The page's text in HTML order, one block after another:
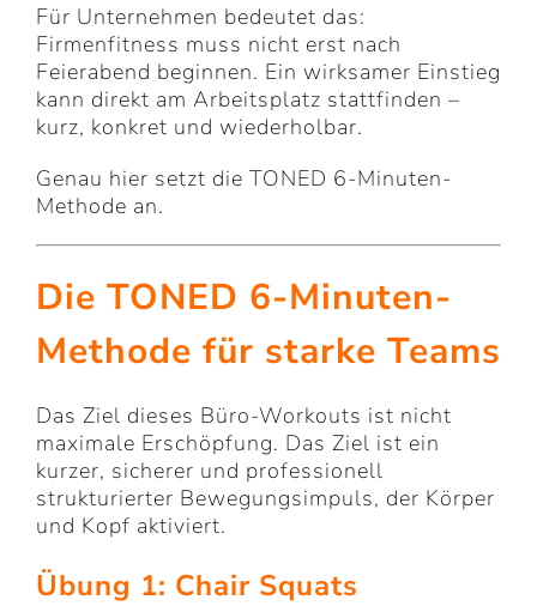
Für Unternehmen bedeutet das:
Firmenfitness muss nicht erst nach
Feierabend beginnen. Ein wirksamer Einstieg
kann direkt am Arbeitsplatz stattfinden –
kurz, konkret und wiederholbar.
Genau hier setzt die TONED 6-Minuten-
Methode an.
Die TONED 6-Minuten-
Methode für starke Teams
Das Ziel dieses Büro-Workouts ist nicht
maximale Erschöpfung. Das Ziel ist ein
kurzer, sicherer und professionell
strukturierter Bewegungsimpuls, der Körper
und Kopf aktiviert.
Übung 1: Chair Squats